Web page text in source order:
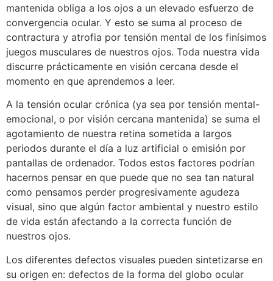
mantenida obliga a los ojos a un elevado esfuerzo de
convergencia ocular. Y esto se suma al proceso de
contractura y atrofia por tensión mental de los finísimos
juegos musculares de nuestros ojos. Toda nuestra vida
discurre prácticamente en visión cercana desde el
momento en que aprendemos a leer.
A la tensión ocular crónica (ya sea por tensión mental-
emocional, o por visión cercana mantenida) se suma el
agotamiento de nuestra retina sometida a largos
periodos durante el día a luz artificial o emisión por
pantallas de ordenador. Todos estos factores podrían
hacernos pensar en que puede que no sea tan natural
como pensamos perder progresivamente agudeza
visual, sino que algún factor ambiental y nuestro estilo
de vida están afectando a la correcta función de
nuestros ojos.
Los diferentes defectos visuales pueden sintetizarse en
su origen en: defectos de la forma del globo ocular